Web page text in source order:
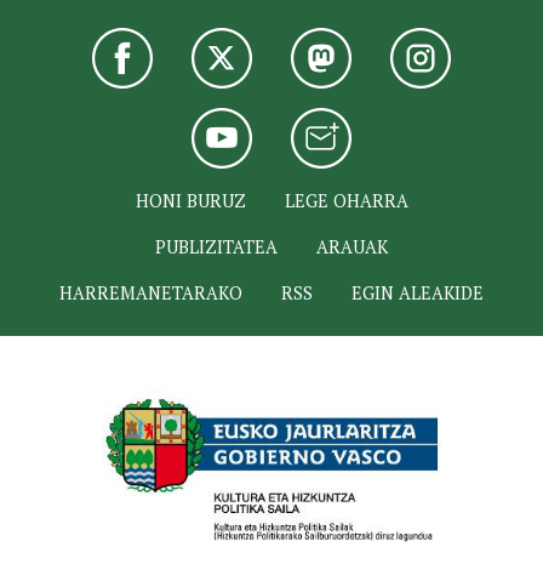
HONI BURUZ
LEGE OHARRA
PUBLIZITATEA
ARAUAK
HARREMANETARAKO
RSS EGIN ALEAKIDE